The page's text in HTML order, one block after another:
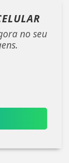
no seu